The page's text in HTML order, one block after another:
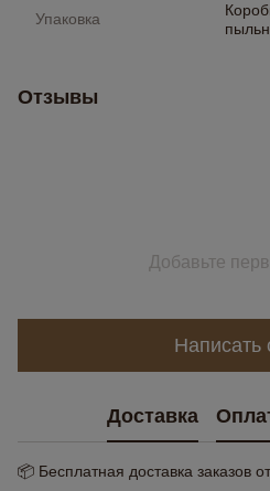
Упаковка
Отзывы
Добавьте
Написать
Доставка
📦 Бесплатная доставка заказов